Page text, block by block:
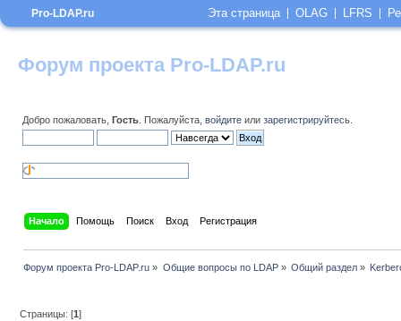
Форум проекта Pro-LDAP.ru
Добро пожаловать, Гость . Пожалуйста, войдите или зарегистрируйтесь
Начало Помощь Поиск Вход Регистрация
Форум проекта Pro-LDAP.ru » Общие вопросы по LDAP» Общий раздел»
Страницы: [1]
Pro-LDAP.ru Эта страница OLAG LFRS